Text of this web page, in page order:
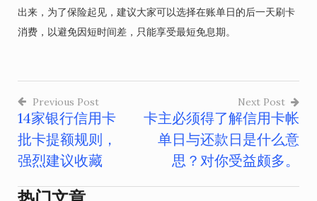
出来，为了保险起见，建议大家可以选择在账单日的后一天刷卡
消费，以避免因短时间差，只能享受最短免息期。
文
章
Previous Post
14家银行信用卡
批卡提额规则，
强烈建议收藏
Next Post
卡主必须得了解信用卡帐
单日与还款日是什么意
思？对你受益颇多。